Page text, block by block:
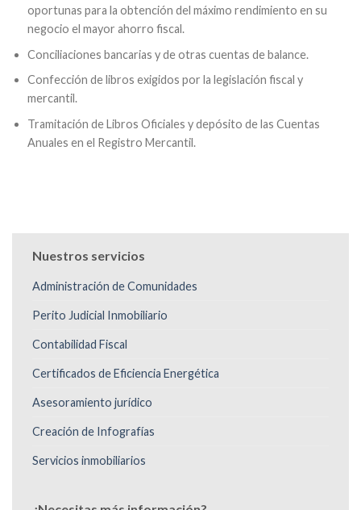
oportunas para la obtención del máximo rendimiento en su
negocio el mayor ahorro fiscal.
Conciliaciones bancarias y de otras cuentas de balance.
Confección de libros exigidos por la legislación fiscal y
mercantil.
Tramitación de Libros Oficiales y depósito de las Cuentas
Anuales en el Registro Mercantil.
Nuestros servicios
Administración de Comunidades
Perito Judicial Inmobiliario
Contabilidad Fiscal
Certificados de Eficiencia Energética
Asesoramiento jurídico
Creación de Infografías
Servicios inmobiliarios